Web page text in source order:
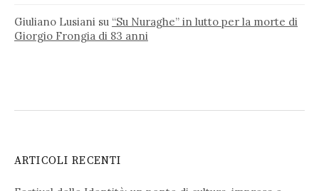
Giuliano Lusiani su “Su Nuraghe” in lutto per la morte di
Giorgio Frongia di 83 anni
ARTICOLI RECENTI